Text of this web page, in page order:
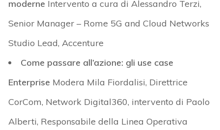
moderne Intervento a cura di Alessandro Terzi,
Senior Manager – Rome 5G and Cloud Networks
Studio Lead, Accenture
Come passare all’azione: gli use case
Enterprise Modera Mila Fiordalisi, Direttrice
CorCom, Network Digital360, intervento di Paolo
Alberti, Responsabile della Linea Operativa